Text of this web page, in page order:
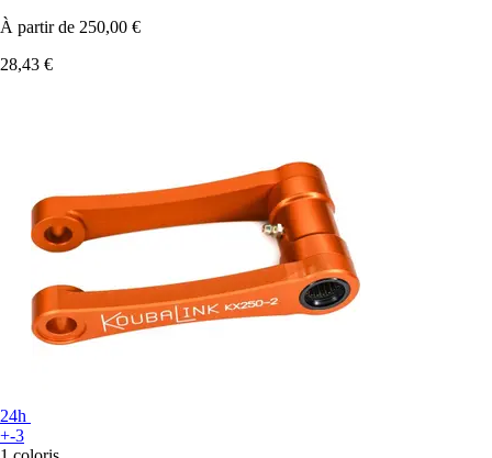
À partir de 250,00 €
28,43 €
24h
+-3